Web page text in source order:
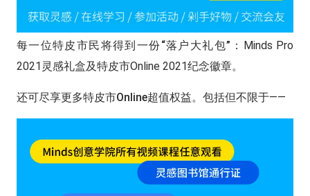
每一位特皮市民将得到一份“落户大礼包”：
Minds Pro
2021灵感礼盒及特皮市Online 2021纪念徽章。
还可尽享更多特皮市Online超值权益。 包括但不限于——